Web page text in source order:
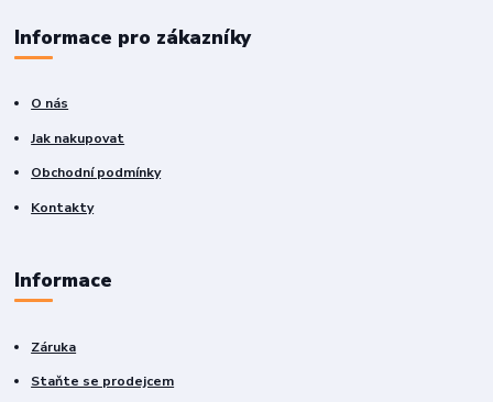
Informace pro zákazníky
O nás
Jak nakupovat
Obchodní podmínky
Kontakty
Informace
Záruka
Staňte se prodejcem